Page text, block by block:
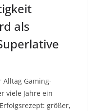
als
Alltag Gaming-
viele Jahre ein
größer,